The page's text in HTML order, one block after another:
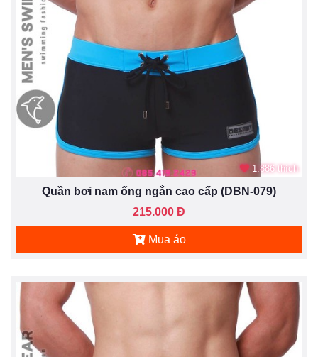
1.886 thích
Quần bơi nam ống ngắn cao cấp (DBN-079)
215.000 Đ
Mua áo